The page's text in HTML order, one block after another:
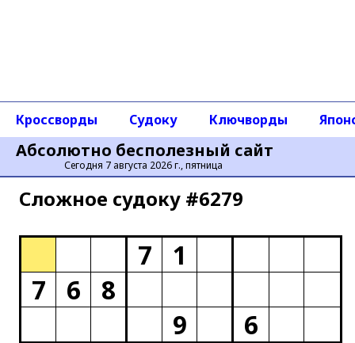
Абсолютно бесполезный сайт
Сегодня 7 августа 2026 г., пятница
Кроссворды Судоку Ключворды
Сложное cудоку #6279
7
1
7
6
8
9
6